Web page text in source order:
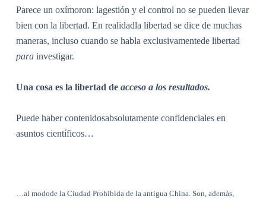
Parece un oxímoron: lagestión y el control no se pueden llevar
bien con la libertad. En realidadla libertad se dice de muchas
maneras, incluso cuando se habla exclusivamentede libertad
parainvestigar.
Una cosa es la libertad de acceso a los resultados.
Puede haber contenidosabsolutamente confidenciales en
asuntos científicos…
…al modode la Ciudad Prohibidade la antigua China. Son, además,